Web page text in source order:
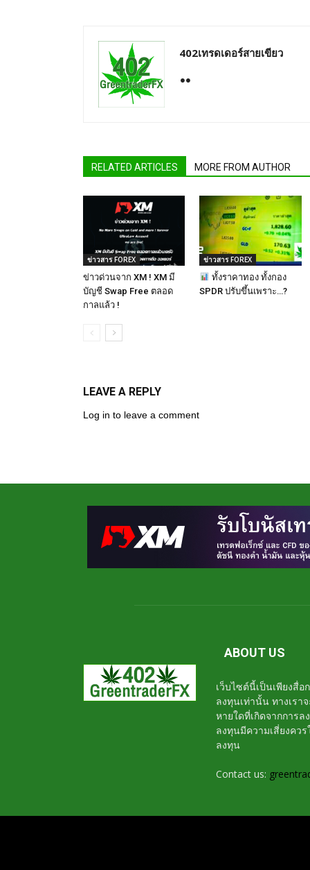
402เทรดเดอร์สายเขียว
RELATED ARTICLES MORE FROM AUTHOR
ข่าวสาร FOREX
ข่าวด่วนจาก XM ! XM มี
บัญชี Swap Free ตลอด
กาลแล้ว !
ข่าวสาร FOREX
ทั้งราคาทอง ทั้งกอง
SPDR ปรับขึ้นเพราะ…?
LEAVE A REPLY
Log in to leave a comment
ABOUT US
เว็บไซต์นี้เป็นเพียงสื่
ลงทุนเท่านั้น ทางเรา
หายใดที่เกิดจากการ
ลงทุนมีความเสี่ยงค
ลงทุน
Contact us: